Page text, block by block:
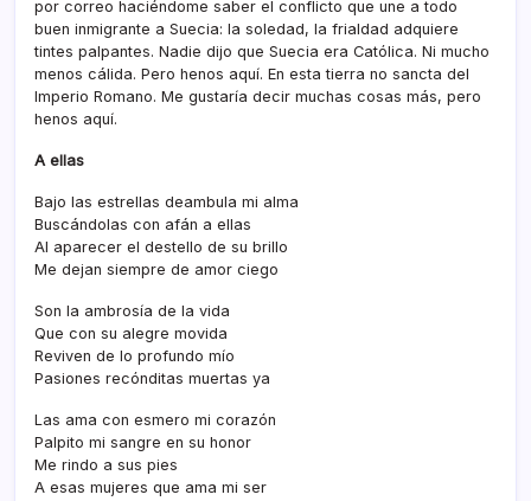
por correo haciéndome saber el conflicto que une a todo
buen inmigrante a Suecia: la soledad, la frialdad adquiere
tintes palpantes. Nadie dijo que Suecia era Católica. Ni mucho
menos cálida. Pero henos aquí­. En esta tierra no sancta del
Imperio Romano. Me gustarí­a decir muchas cosas más, pero
henos aquí­.
A ellas
Bajo las estrellas deambula mi alma
Buscándolas con afán a ellas
Al aparecer el destello de su brillo
Me dejan siempre de amor ciego
Son la ambrosí­a de la vida
Que con su alegre movida
Reviven de lo profundo mí­o
Pasiones recónditas muertas ya
Las ama con esmero mi corazón
Palpito mi sangre en su honor
Me rindo a sus pies
A esas mujeres que ama mi ser